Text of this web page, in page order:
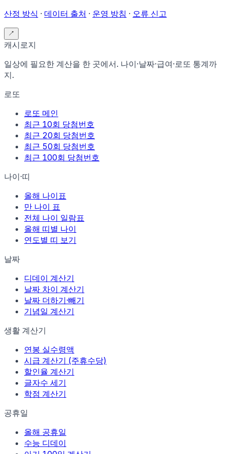
산정 방식 · 데이터 출처 · 운영 방침 · 오류 신고
↗
캐시로지
일상에 필요한 계산을 한 곳에서. 나이·날짜·급여·로또 통계까
지.
로또
로또 메인
최근 10회 당첨번호
최근 20회 당첨번호
최근 50회 당첨번호
최근 100회 당첨번호
나이·띠
올해 나이표
만 나이 표
전체 나이 일람표
올해 띠별 나이
연도별 띠 보기
날짜
디데이 계산기
날짜 차이 계산기
날짜 더하기·빼기
기념일 계산기
생활 계산기
연봉 실수령액
시급 계산기 (주휴수당)
할인율 계산기
글자수 세기
학점 계산기
공휴일
올해 공휴일
수능 디데이